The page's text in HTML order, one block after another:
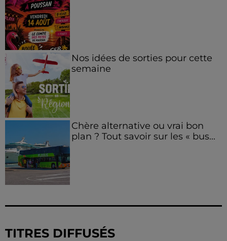
Nos idées de sorties pour cette
semaine
Chère alternative ou vrai bon
plan ? Tout savoir sur les « bus...
TITRES DIFFUSÉS